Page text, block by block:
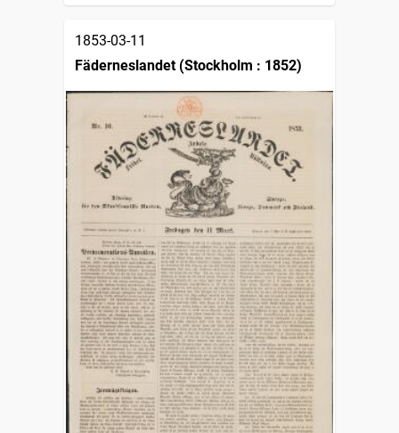
1853-03-11
Fäderneslandet (Stockholm : 1852)